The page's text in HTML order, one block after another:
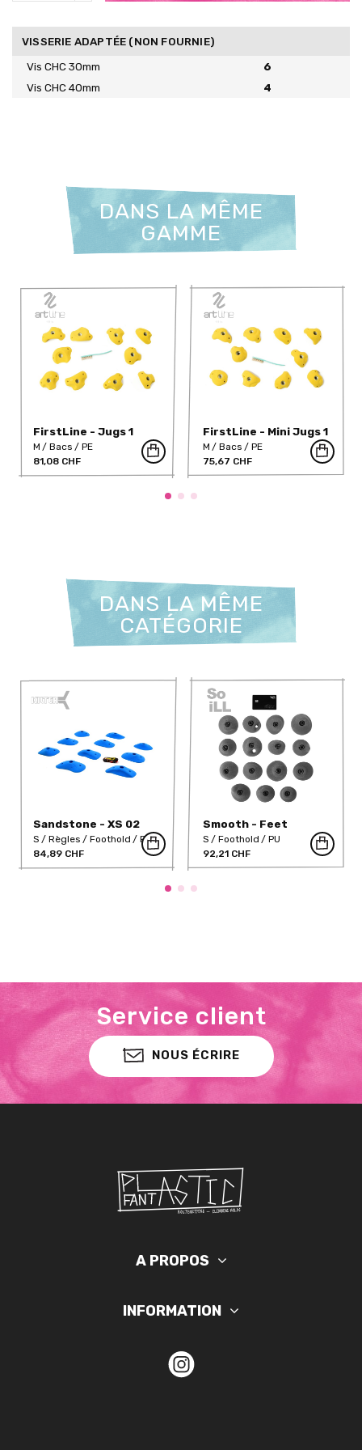
VISSERIE ADAPTÉE (NON FOURNIE)
Vis CHC 30mm
6
Vis CHC 40mm
4
DANS LA MÊME
GAMME
FirstLine - Jugs 1
M Bacs
PE
81,08 CHF
FirstLine - Mini Jugs 1
M Bacs
PE
75,67 CHF
DANS LA MÊME
CATÉGORIE
Sandstone - XS 02
S Règles Foothold
PU
84,89 CHF
Smooth - Feet
S Foothold
PU
92,21 CHF
Service client
NOUS ÉCRIRE
A PROPOS
INFORMATION